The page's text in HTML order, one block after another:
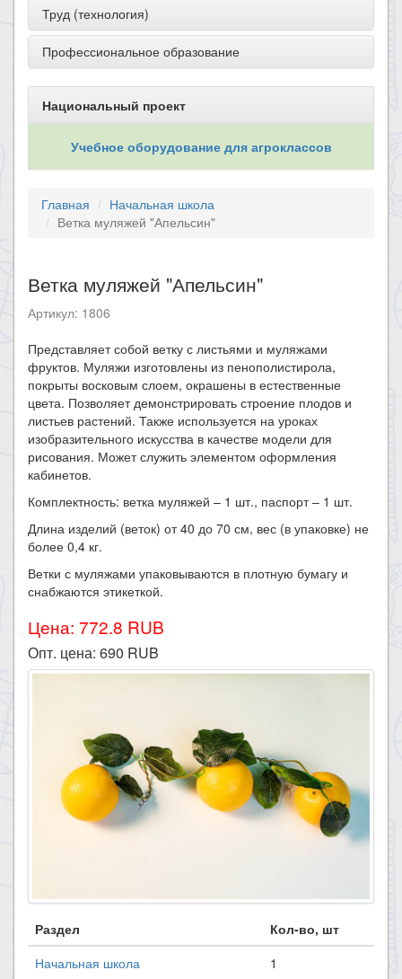
Труд (технология)
Профессиональное образование
Национальный проект
Учебное оборудование для агроклассов
Главная
Начальная школа
Ветка муляжей "Апельсин"
Ветка муляжей "Апельсин"
Артикул: 1806
​Представляет собой ветку с листьями и муляжами
фруктов. Муляжи изготовлены из пенополистирола,
покрыты восковым слоем, окрашены в естественные
цвета. Позволяет демонстрировать строение плодов и
листьев растений. Также используется на уроках
изобразительного искусства в качестве модели для
рисования. Может служить элементом оформления
кабинетов.
Комплектность: ветка муляжей – 1 шт., паспорт – 1 шт.
Длина изделий (веток) от 40 до 70 см, вес (в упаковке) не
более 0,4 кг.
Ветки с муляжами упаковываются в плотную бумагу и
снабжаются этикеткой.
Цена: 772.8 RUB
Опт. цена: 690 RUB
Раздел
Кол-во, шт
Начальная школа
1